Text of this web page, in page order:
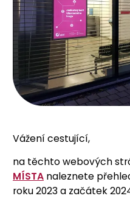
Vážení cestující,
na těchto webových
MÍSTA naleznete
roku 2023 a začátek